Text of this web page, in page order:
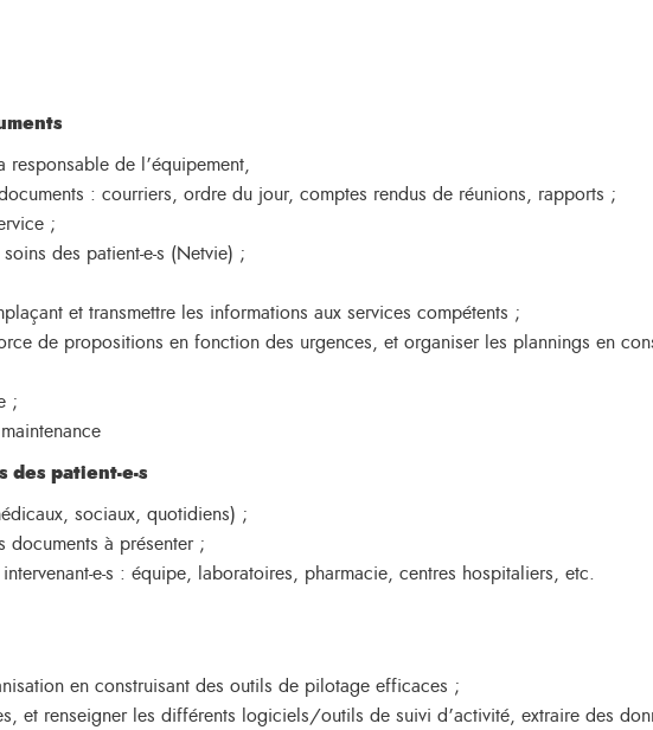
de l’équipement,
: courriers, ordre du jour, comptes rendus de réunions, rapports ;
;
des patient-e-s (Netvie) ;
et transmettre les informations aux services compétents ;
de propositions en fonction des urgences, et organiser les plannings en
;
des patient-e-s
sociaux, quotidiens) ;
documents à présenter ;
e-s : équipe, laboratoires, pharmacie, centres hospitaliers, etc.
en construisant des outils de pilotage efficaces ;
et renseigner les différents logiciels/outils de suivi d’activité, extraire des